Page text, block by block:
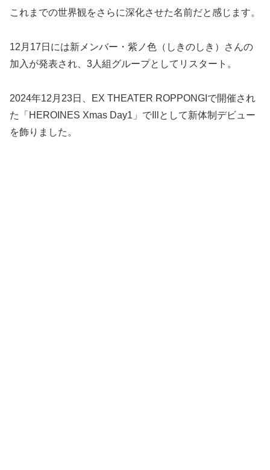
これまでの世界観をさらに深化させた名前だと感じます。
12月17日には新メンバー・紫ノ色（しきのしき）さんの
加入が発表され、3人組グループとしてリスタート。
2024年12月23日、EX THEATER ROPPONGIで開催され
た「HEROINES Xmas Day1」でIllとして新体制デビュー
を飾りました。